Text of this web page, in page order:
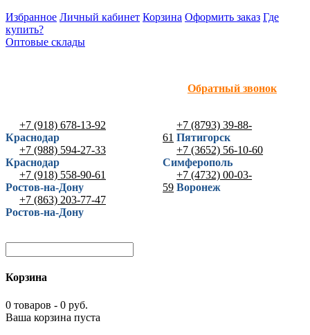
Избранное Личный кабинет Корзина Оформить заказ Где
купить?
Оптовые склады
Обратный звонок
+7 (918) 678-13-92
Краснодар
+7 (988) 594-27-33
Краснодар
+7 (918) 558-90-61
Ростов-на-Дону
+7 (863) 203-77-47
Ростов-на-Дону
+7 (8793) 39-88-
61 Пятигорск
+7 (3652) 56-10-60
Симферополь
+7 (4732) 00-03-
59 Воронеж
Корзина
0 товаров - 0 руб.
Ваша корзина пуста